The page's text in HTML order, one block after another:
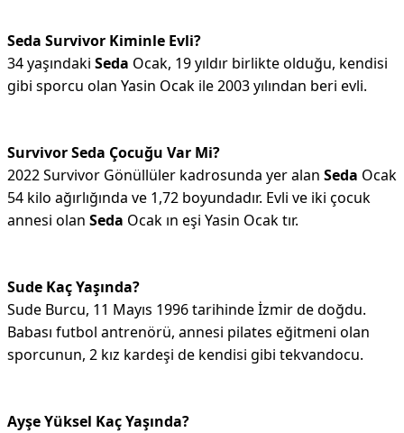
Seda Survivor Kiminle Evli?
34 yaşındaki Seda Ocak, 19 yıldır birlikte olduğu, kendisi
gibi sporcu olan Yasin Ocak ile 2003 yılından beri evli.
Survivor Seda Çocuğu Var Mi?
2022 Survivor Gönüllüler kadrosunda yer alan Seda Ocak
54 kilo ağırlığında ve 1,72 boyundadır. Evli ve iki çocuk
annesi olan Seda Ocak ın eşi Yasin Ocak tır.
Sude Kaç Yaşında?
Sude Burcu, 11 Mayıs 1996 tarihinde İzmir de doğdu.
Babası futbol antrenörü, annesi pilates eğitmeni olan
sporcunun, 2 kız kardeşi de kendisi gibi tekvandocu.
Ayşe Yüksel Kaç Yaşında?